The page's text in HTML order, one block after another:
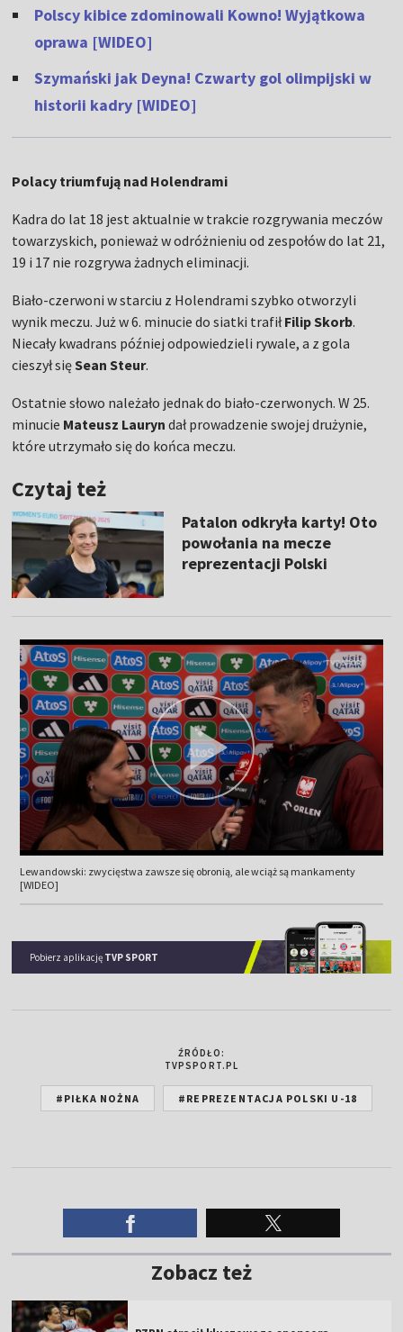
Polscy kibice zdominowali Kowno! Wyjątkowa
oprawa [WIDEO]
Szymański jak Deyna! Czwarty gol olimpijski w
historii kadry [WIDEO]
Polacy triumfują nad Holendrami
Kadra do lat 18 jest aktualnie w trakcie rozgrywania meczów
towarzyskich, ponieważ w odróżnieniu od zespołów do lat 21,
19 i 17 nie rozgrywa żadnych eliminacji.
Biało-czerwoni w starciu z Holendrami szybko otworzyli
wynik meczu. Już w 6. minucie do siatki trafiłFilip Skorb.
Niecały kwadrans później odpowiedzieli rywale, a z gola
cieszył sięSean Steur.
Ostatnie słowo należało jednak do biało-czerwonych. W 25.
minucie Mateusz Lauryn dał prowadzenie swojej drużynie,
które utrzymało się do końca meczu.
Czytaj też
Patalon odkryła karty! Oto
powołania na mecze
reprezentacji Polski
Lewandowski: zwycięstwa zawsze się obronią, ale wciąż są mankamenty
[WIDEO]
Pobierz aplikację TVP SPORT
ŹRÓDŁO:
TVPSPORT.PL
#PIŁKA NOŻNA #REPREZENTACJA POLSKI U-18
Zobacz też